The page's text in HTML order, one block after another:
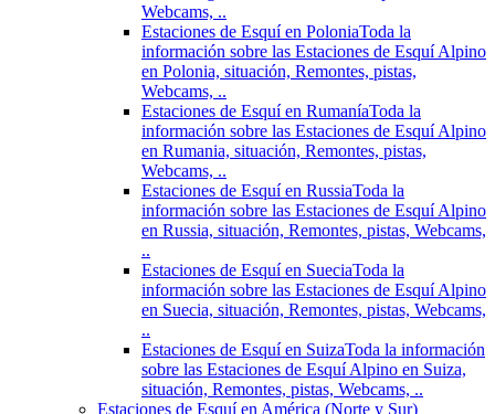
Webcams, ..
Estaciones de Esquí en PoloniaToda la
información sobre las Estaciones de Esquí Alpino
en Polonia, situación, Remontes, pistas,
Webcams, ..
Estaciones de Esquí en RumaníaToda la
información sobre las Estaciones de Esquí Alpino
en Rumania, situación, Remontes, pistas,
Webcams, ..
Estaciones de Esquí en RussiaToda la
información sobre las Estaciones de Esquí Alpino
en Russia, situación, Remontes, pistas, Webcams,
..
Estaciones de Esquí en SueciaToda la
información sobre las Estaciones de Esquí Alpino
en Suecia, situación, Remontes, pistas, Webcams,
..
Estaciones de Esquí en SuizaToda la información
sobre las Estaciones de Esquí Alpino en Suiza,
situación, Remontes, pistas, Webcams, ..
Estaciones de Esquí en América (Norte y Sur)